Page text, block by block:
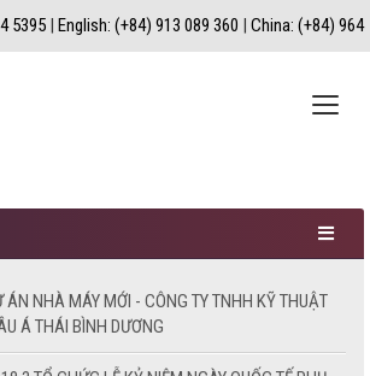
5395 | English: (+84) 913 089 360 | China: (+84) 964
Toggle
ÁN NHÀ MÁY MỚI - CÔNG TY TNHH KỸ THUẬT
Á THÁI BÌNH DƯƠNG